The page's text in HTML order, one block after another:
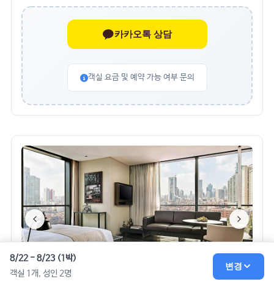
카카오톡 상담
객실 요금 및 예약 가능 여부 문의
8/22 - 8/23 (1박)
객실 1개, 성인 2명
변경